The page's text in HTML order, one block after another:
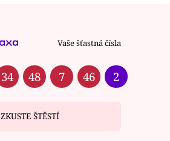
Vaše šťastná čísla
34 48 7 46 2
ZKUSTE ŠTĚSTÍ